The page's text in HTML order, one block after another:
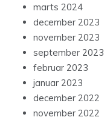
marts 2024
december 2023
november 2023
september 2023
februar 2023
januar 2023
december 2022
november 2022